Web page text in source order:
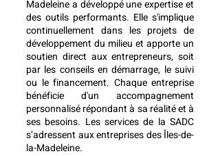
Madeleine a développé une expertise et
des outils performants. Elle s'implique
continuellement dans les projets de
développement du milieu et apporte un
soutien direct aux entrepreneurs, soit
par les conseils en démarrage, le suivi
ou le financement. Chaque entreprise
bénéficie d'un accompagnement
personnalisé répondant à sa réalité et à
ses besoins. Les services de la SADC
s’adressent aux entreprises des Îles-de-
la-Madeleine.